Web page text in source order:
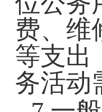
费、维
等支出
务活动